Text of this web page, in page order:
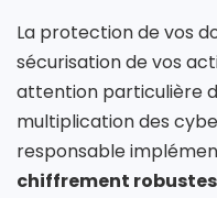
La protection de vos
sécurisation de vos
attention particulière
multiplication des
responsable
chiffrement robustes